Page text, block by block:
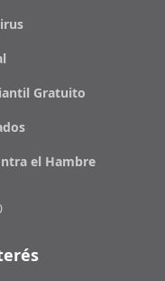
Gratuito
el Hambre